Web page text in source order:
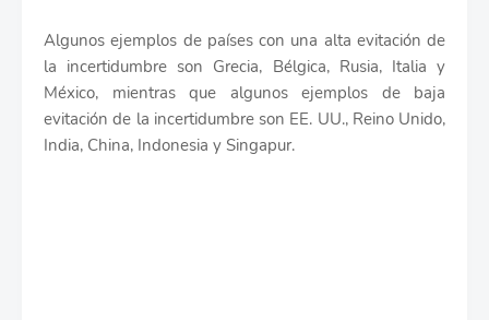
Algunos ejemplos de países con una alta evitación de
la incertidumbre son Grecia, Bélgica, Rusia, Italia y
México, mientras que algunos ejemplos de baja
evitación de la incertidumbre son EE. UU., Reino Unido,
India, China, Indonesia y Singapur.